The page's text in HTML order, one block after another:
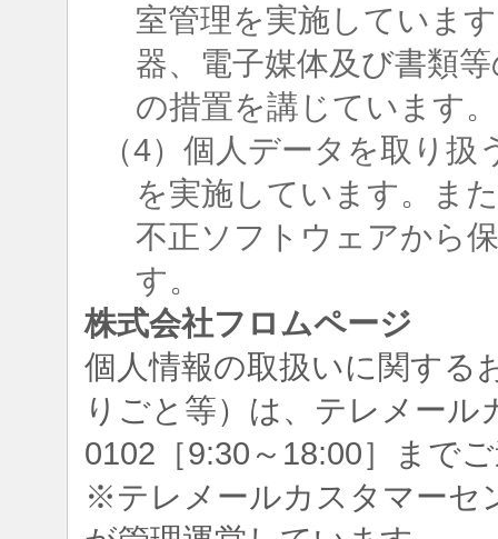
室管理を実施していま
器、電子媒体及び書類
の措置を講じています。
（4）個人データを取り
を実施しています。ま
不正ソフトウェアから
す。
株式会社フロムページ
個人情報の取扱いに関する
りごと等）は、テレメー
0102［9:30～18:00］まで
※テレメールカスタマーセ